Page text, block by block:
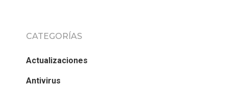
CATEGORÍAS
Actualizaciones
Antivirus